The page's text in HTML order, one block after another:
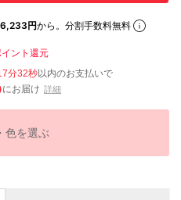
円から。分割手数料無料
ント還元
分31秒以内のお支払いで
にお届け 詳細
色を選ぶ